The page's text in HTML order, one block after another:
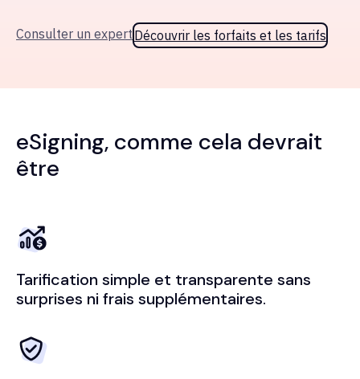
Consulter un expert Découvrir les forfaits et les tarifs
eSigning, comme cela devrait
être
Tarification simple et transparente sans
surprises ni frais supplémentaires.